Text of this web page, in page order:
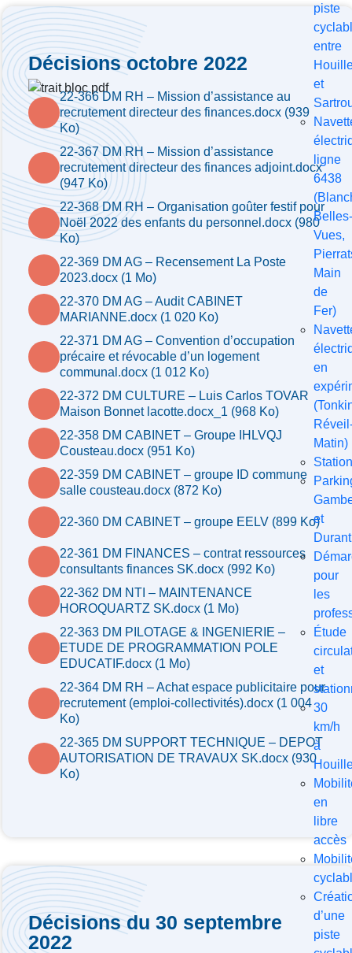
piste
entre
et
ligne
6438
Belles-
Vues,
Main
de
Fer)
en
Matin)
et
pour
les
Étude
et
30
km/h
à
en
libre
accès
d’une
piste
Décisions octobre 2022
22-366 DM RH – Mission d’assistance au
recrutement directeur des finances.docx (939
Ko)
22-367 DM RH – Mission d’assistance
recrutement directeur des finances adjoint.docx
(947 Ko)
22-368 DM RH – Organisation goûter festif pour
Noël 2022 des enfants du personnel.docx (980
Ko)
22-369 DM AG – Recensement La Poste
2023.docx (1 Mo)
22-370 DM AG – Audit CABINET
MARIANNE.docx (1 020 Ko)
22-371 DM AG – Convention d’occupation
précaire et révocable d’un logement
communal.docx (1 012 Ko)
22-372 DM CULTURE – Luis Carlos TOVAR
Maison Bonnet lacotte.docx_1 (968 Ko)
22-358 DM CABINET – Groupe IHLVQJ
Cousteau.docx (951 Ko)
22-359 DM CABINET – groupe ID commune
salle cousteau.docx (872 Ko)
22-360 DM CABINET – groupe EELV (899 Ko)
22-361 DM FINANCES – contrat ressources
consultants finances SK.docx (992 Ko)
22-362 DM NTI – MAINTENANCE
HOROQUARTZ SK.docx (1 Mo)
22-363 DM PILOTAGE & INGENIERIE –
ETUDE DE PROGRAMMATION POLE
EDUCATIF.docx (1 Mo)
22-364 DM RH – Achat espace publicitaire pour
recrutement (emploi-collectivités).docx (1 004
Ko)
22-365 DM SUPPORT TECHNIQUE – DEPOT
AUTORISATION DE TRAVAUX SK.docx (930
Ko)
Décisions du 30 septembre
2022